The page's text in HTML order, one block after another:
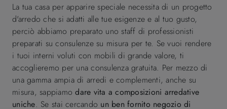
La tua casa per apparire speciale necessita di un progetto
d'arredo che si adatti alle tue esigenze e al tuo gusto,
perciò abbiamo preparato uno staff di professionisti
preparati su consulenze su misura per te. Se vuoi rendere
i tuoi interni voluti con mobili di grande valore, ti
accoglieremo per una consulenza gratuita. Per mezzo di
una gamma ampia di arredi e complementi, anche su
misura, sappiamodare vita a composizioni arredative
uniche. Se stai cercando un ben fornito negozio di